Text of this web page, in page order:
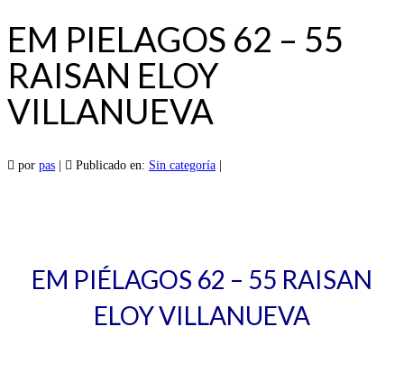
EM PIELAGOS 62 – 55
RAISAN ELOY
VILLANUEVA
por pas Publicado en: Sin categoría
EM PIÉLAGOS 62 – 55 RAISAN
ELOY VILLANUEVA